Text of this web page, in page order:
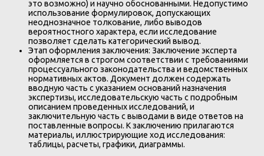
это возможно) и научно обоснованными. Недопустимо
использование формулировок, допускающих
неоднозначное толкование, либо выводов
вероятностного характера, если исследование
позволяет сделать категорический вывод.
Этап оформления заключения: Заключение эксперта
оформляется в строгом соответствии с требованиями
процессуального законодательства и ведомственных
нормативных актов. Документ должен содержать
вводную часть с указанием оснований назначения
экспертизы, исследовательскую часть с подробным
описанием проведенных исследований, и
заключительную часть с выводами в виде ответов на
поставленные вопросы. К заключению прилагаются
материалы, иллюстрирующие ход исследования:
таблицы, расчеты, графики, диаграммы.